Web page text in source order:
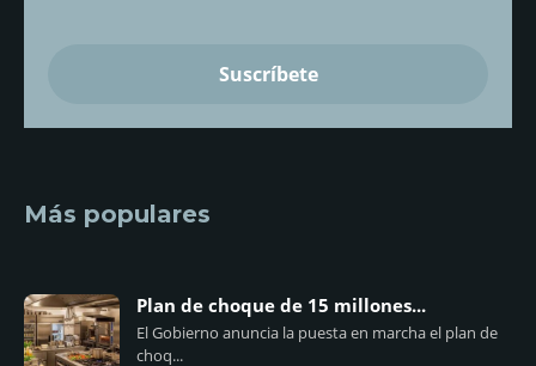
Más populares
Plan de choque de 15 millones...
El Gobierno anuncia la puesta en marcha el plan de
choq...